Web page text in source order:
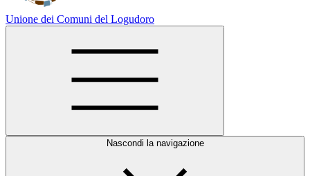
Unione dei Comuni del Logudoro
Nascondi la navigazione